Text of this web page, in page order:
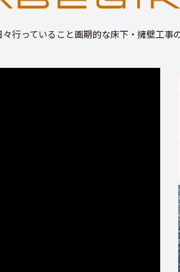
行っていること画期的な床下・擁壁工事